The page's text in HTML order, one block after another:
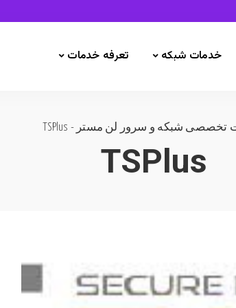
خدمات شبکه تعرفه خدمات
تخصصی شبکه و سرور لن مستر -
TSPlus
TSPlus